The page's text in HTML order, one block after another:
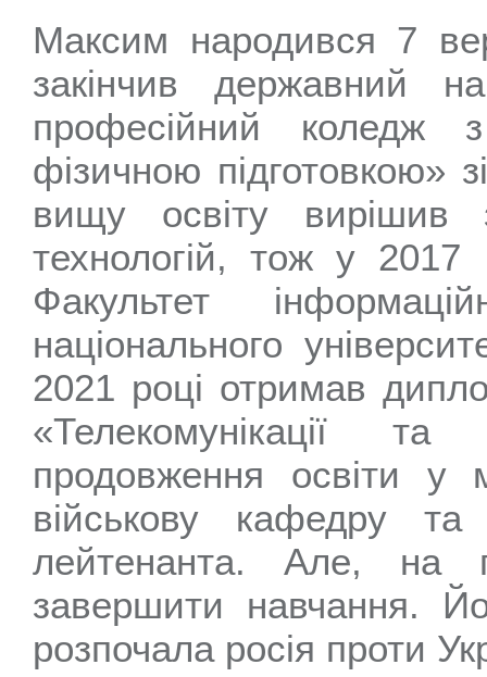
Максим народився 7
закінчив державний
професійний коледж
фізичною підготовкою»
вищу освіту вирішив
технологій, тож у
Факультет
національного
2021 році отримав
«Телекомунікації
продовження освіти у
військову кафедру
лейтенанта. Але, на
завершити навчання.
розпочала росія проти